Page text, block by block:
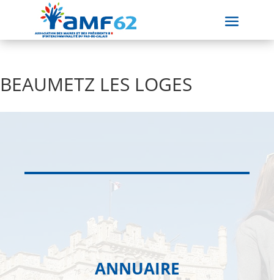
BEAUMETZ LES LOGES
ANNUAIRE